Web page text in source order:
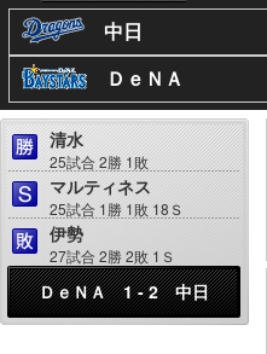
中日
ＤｅＮＡ
清水
25試合 2勝 1敗
マルティネス
25試合 1勝 1敗 18Ｓ
伊勢
27試合 2勝 2敗 1Ｓ
ＤｅＮＡ 1 - 2 中日